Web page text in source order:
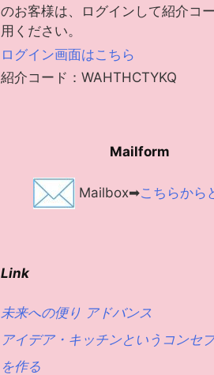
のお客様は、ログインして紹介コ
用ください。
ログイン画面はこちら
紹介コード：WAHTHCTYKQ
Mailform
Mailbox➡こちらから
Link
未来への便り アドバンス
アイデア・キッチンというコンセ
を作る